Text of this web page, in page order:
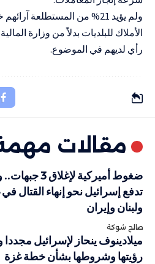
ولم يؤيد 21% من المستطلعة
رأي لديهم في الموضوع.
مقالات
ضغوط أميركية
تدفع إسرائيل نحو إنهاء القتال
ولبنان وإيران
صالح شوكة
ميلادينوف ينحاز لإسرائيل مجددا
رؤيتها وشروطها بشأن خطة غزة